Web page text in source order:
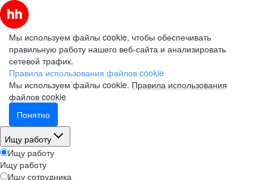
Мы используем файлы cookie, чтобы обеспечивать
правильную работу нашего веб-сайта и анализировать
сетевой трафик.
Правила использования файлов cookie
Мы используем файлы cookie. Правила использования
файлов cookie
Понятно
Ищу работу
Ищу работу
Ищу работу
Ищу сотрудника